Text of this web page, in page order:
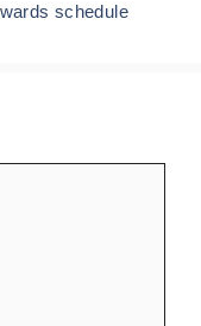
schedule